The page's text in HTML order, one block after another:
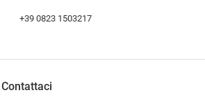
+39 0823 1503217
Contattaci